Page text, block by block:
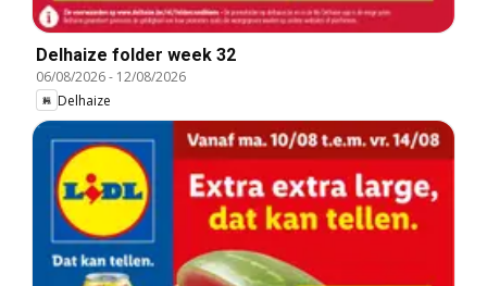
Delhaize folder week 32
06/08/2026- 12/08/2026
Delhaize